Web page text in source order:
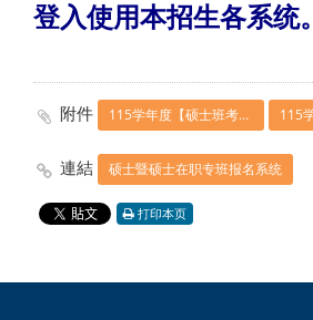
登入使用本招生各系统。
附件 115学年度【硕士班考试入学】招生简章
連結 硕士暨硕士在职专班报名系统
打印本页